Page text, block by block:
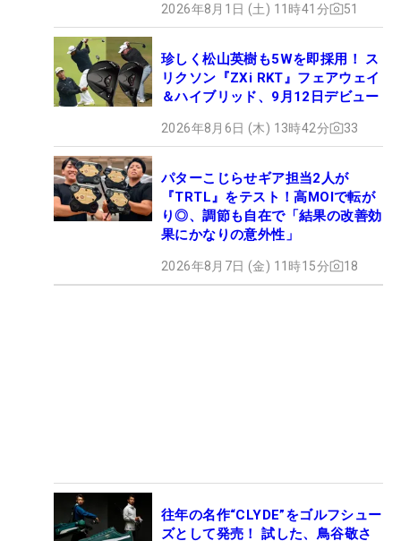
2026年8月1日 (土) 11時41分 51
珍しく松山英樹も5Wを即採用！ ス
リクソン『ZXi RKT』フェアウェイ
＆ハイブリッド、9月12日デビュー
2026年8月6日 (木) 13時42分 33
パターこじらせギア担当2人が
『TRTL』をテスト！高MOIで転が
り◎、調節も自在で「結果の改善効
果にかなりの意外性」
2026年8月7日 (金) 11時15分 18
往年の名作“CLYDE”をゴルフシュー
ズとして発売！ 試した、鳥谷敬さ